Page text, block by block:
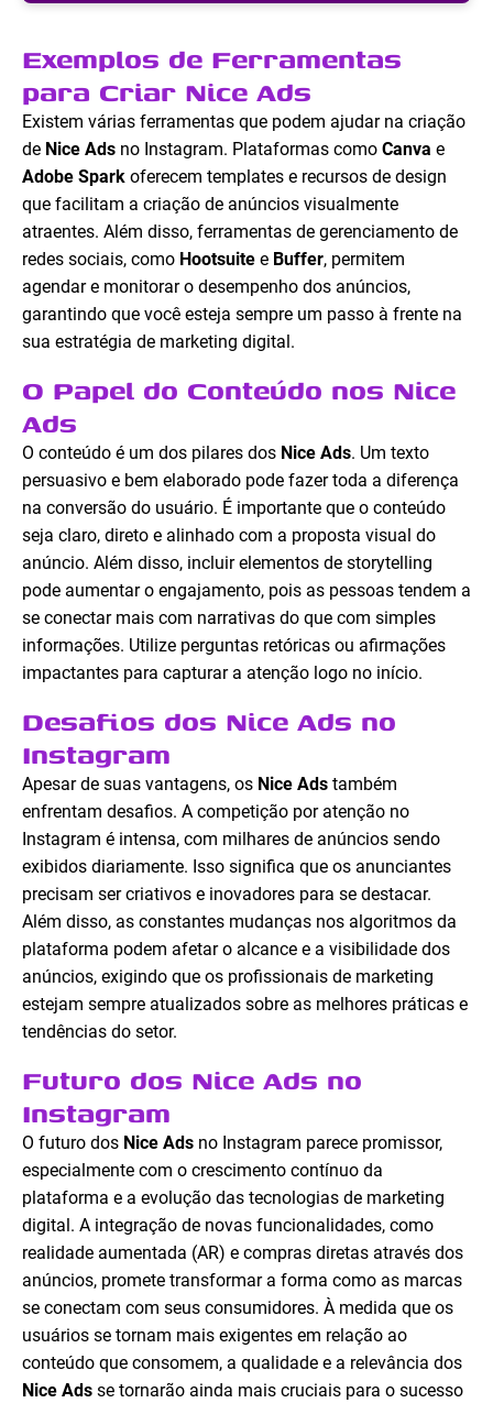
Exemplos de Ferramentas
para Criar Nice Ads
Existem várias ferramentas que podem ajudar na criação
de Nice Ads no Instagram. Plataformas como Canva e
Adobe Spark oferecem templates e recursos de design
que facilitam a criação de anúncios visualmente
atraentes. Além disso, ferramentas de gerenciamento de
redes sociais, como Hootsuite e Buffer, permitem
agendar e monitorar o desempenho dos anúncios,
garantindo que você esteja sempre um passo à frente na
sua estratégia de marketing digital.
O Papel do Conteúdo nos Nice
Ads
O conteúdo é um dos pilares dos Nice Ads. Um texto
persuasivo e bem elaborado pode fazer toda a diferença
na conversão do usuário. É importante que o conteúdo
seja claro, direto e alinhado com a proposta visual do
anúncio. Além disso, incluir elementos de storytelling
pode aumentar o engajamento, pois as pessoas tendem a
se conectar mais com narrativas do que com simples
informações. Utilize perguntas retóricas ou afirmações
impactantes para capturar a atenção logo no início.
Desafios dos Nice Ads no
Instagram
Apesar de suas vantagens, os Nice Ads também
enfrentam desafios. A competição por atenção no
Instagram é intensa, com milhares de anúncios sendo
exibidos diariamente. Isso significa que os anunciantes
precisam ser criativos e inovadores para se destacar.
Além disso, as constantes mudanças nos algoritmos da
plataforma podem afetar o alcance e a visibilidade dos
anúncios, exigindo que os profissionais de marketing
estejam sempre atualizados sobre as melhores práticas e
tendências do setor.
Futuro dos Nice Ads no
Instagram
O futuro dos Nice Ads no Instagram parece promissor,
especialmente com o crescimento contínuo da
plataforma e a evolução das tecnologias de marketing
digital. A integração de novas funcionalidades, como
realidade aumentada (AR) e compras diretas através dos
anúncios, promete transformar a forma como as marcas
se conectam com seus consumidores. À medida que os
usuários se tornam mais exigentes em relação ao
conteúdo que consomem, a qualidade e a relevância dos
Nice Ads se tornarão ainda mais cruciais para o sucesso